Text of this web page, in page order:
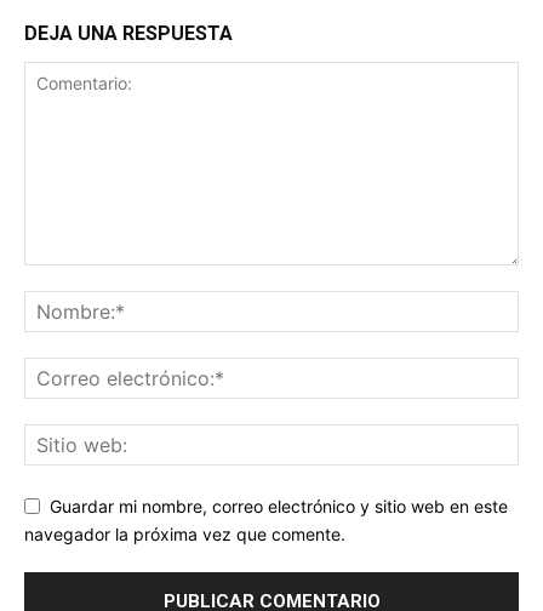
DEJA UNA RESPUESTA
Guardar mi nombre, correo electrónico y sitio web en este
navegador la próxima vez que comente.